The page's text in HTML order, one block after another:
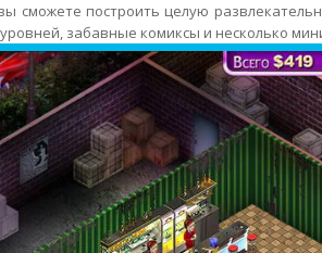
сможете построить целую
забавные комиксы и несколько